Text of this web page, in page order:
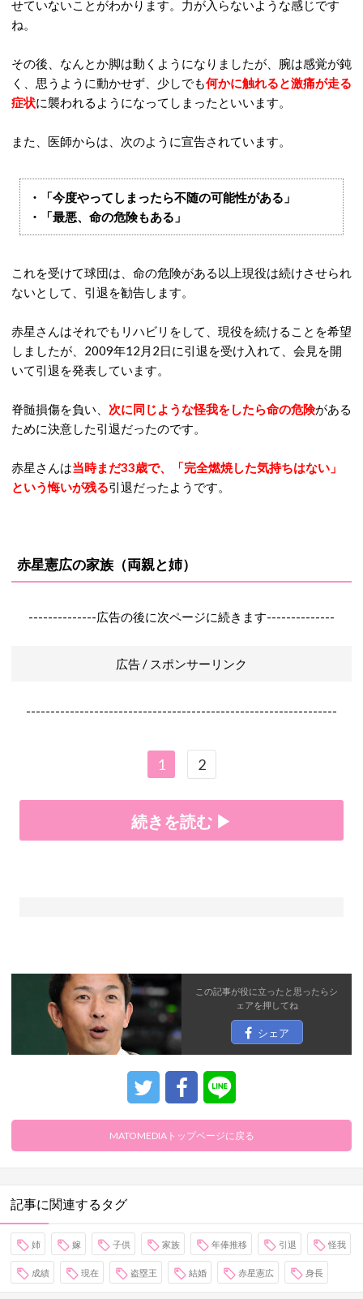
せていないことがわかります。力が入らないような感じです
ね。
その後、なんとか脚は動くようになりましたが、腕は感覚が鈍
く、思うように動かせず、少しでも何かに触れると激痛が走る
症状に襲われるようになってしまったといいます。
また、医師からは、次のように宣告されています。
・「今度やってしまったら不随の可能性がある」
・「最悪、命の危険もある」
これを受けて球団は、命の危険がある以上現役は続けさせられ
ないとして、引退を勧告します。
赤星さんはそれでもリハビリをして、現役を続けることを希望
しましたが、2009年12月2日に引退を受け入れて、会見を開
いて引退を発表しています。
脊髄損傷を負い、 次に同じような怪我をしたら命の危険がある
ために決意した引退だったのです。
赤星さんは当時まだ33歳で、「完全燃焼した気持ちはない」
という悔いが残る引退だったようです。
赤星憲広の家族（両親と姉）
--------------広告の後に次ページに続きます--------------
広告 / スポンサーリンク
----------------------------------------------------------------
1 2
続きを読む ▶
この記事が役に立ったと思ったらシ
ェアを押してね
シェア
MATOMEDIAトップページに戻る
記事に関連するタグ
姉 嫁 子供 家族 年俸推移 引退 怪我
成績 現在 盗塁王 結婚 赤星憲広 身長